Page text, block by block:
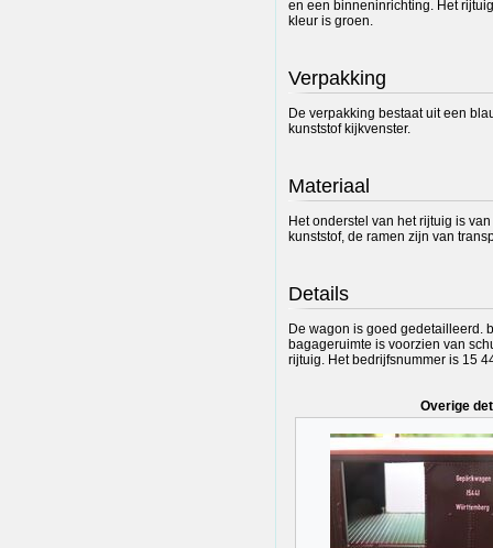
en een binneninrichting. Het
kleur is groen.
Verpakking
De verpakking bestaat uit een
kunststof kijkvenster.
Materiaal
Het onderstel van het rijtuig is
kunststof, de ramen zijn van
Details
De wagon is goed gedetailleerd.
bagageruimte is voorzien van
rijtuig. Het bedrijfsnummer is 15
Overige